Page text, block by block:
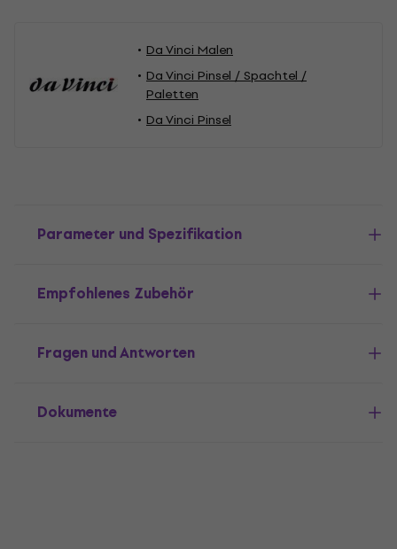
Da Vinci Malen
Da Vinci Pinsel / Spachtel /
Paletten
Da Vinci Pinsel
Parameter und Spezifikation
Empfohlenes Zubehör
Fragen und Antworten
Dokumente